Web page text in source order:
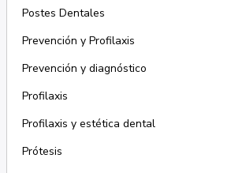
Postes Dentales
Prevención y Profilaxis
Prevención y diagnóstico
Profilaxis
Profilaxis y estética dental
Prótesis